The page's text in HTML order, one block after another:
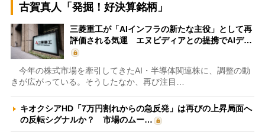
古賀真人「発掘！好決算銘柄」
三菱重工が「AIインフラの新たな主役」として再
評価される気運 エヌビディアとの提携でAIデ…
今年の株式市場を牽引してきたAI・半導体関連株に、調整の動
きが広がっている。そうしたなか、再び注目…
キオクシアHD「7万円割れからの急反発」は再びの上昇局面へ
の反転シグナルか？ 市場のムー…